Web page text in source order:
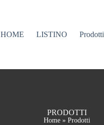
HOME LISTINO Prodotti
PRODOTTI
Home» Prodotti